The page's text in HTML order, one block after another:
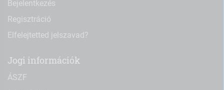
Bejelentkezés
Regisztráció
Elfelejtetted jelszavad?
Jogi információk
ÁSZF